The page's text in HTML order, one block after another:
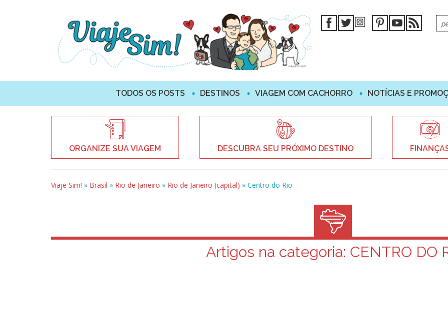
TODOS OS POSTS DESTINOS VIAGEM COM CACHORRO NOTÍCIAS E
ORGANIZE SUA VIAGEM DESCUBRA SEU PRÓXIMO DESTINO
Viaje Sim! » Brasil » Rio de Janeiro » Rio de Janeiro (capital) » Centro do Rio
Artigos na categoria: CENTRO DO